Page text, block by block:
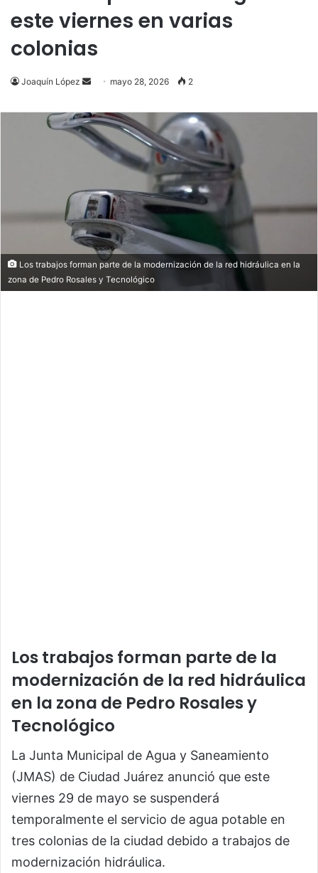
este viernes en varias
colonias
Joaquín López
Send
email
mayo 28, 2026 2
Los trabajos forman parte de la modernización de la red hidráulica en la
zona de Pedro Rosales y Tecnológico
Los trabajos forman parte de la
modernización de la red hidráulica
en la zona de Pedro Rosales y
Tecnológico
La Junta Municipal de Agua y Saneamiento
(JMAS) de Ciudad Juárez anunció que este
viernes 29 de mayo se suspenderá
temporalmente el servicio de agua potable en
tres colonias de la ciudad debido a trabajos de
modernización hidráulica.